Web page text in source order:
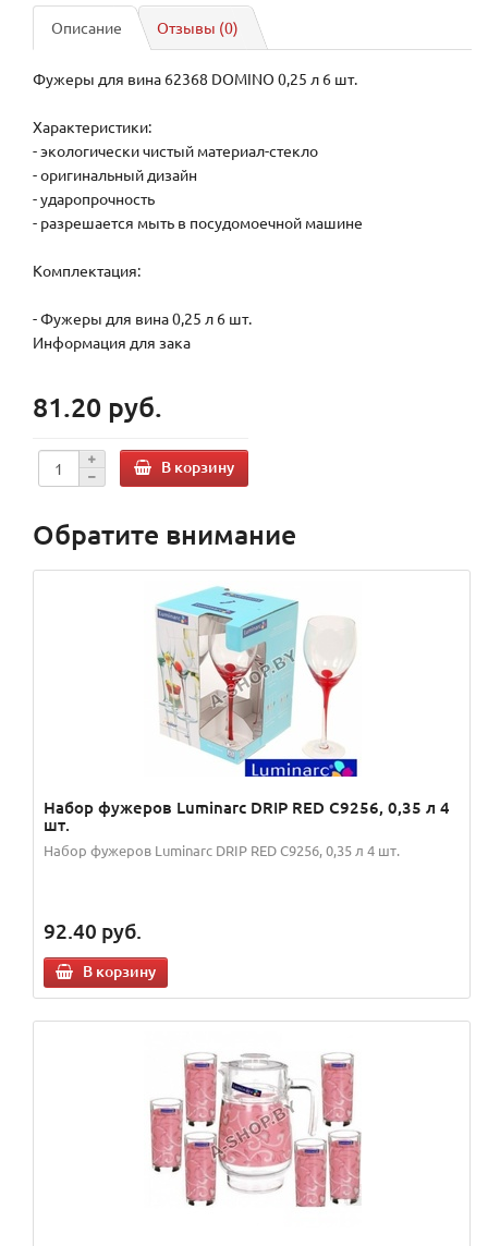
Описание Отзывы (0)
Фужеры для вина 62368 DOMINO 0,25 л 6 шт.
Характеристики:
- экологически чистый материал-стекло
- оригинальный дизайн
- ударопрочность
- разрешается мыть в посудомоечной машине
Кoмплектация:
- Фужеры для вина 0,25 л 6 шт.
Информация для зака
81.20 руб.
В корзину
Обратите внимание
Набор фужеров Luminarc DRIP RED C9256, 0,35 л 4
шт.
Набор фужеров Luminarc DRIP RED C9256, 0,35 л 4 шт.
92.40 руб.
В корзину